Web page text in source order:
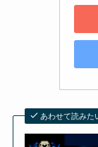
あわせて読みた